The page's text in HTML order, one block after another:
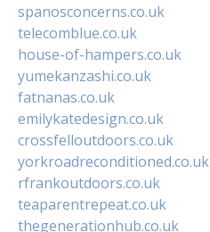
spanosconcerns.co.uk
telecomblue.co.uk
house-of-hampers.co.uk
yumekanzashi.co.uk
fatnanas.co.uk
emilykatedesign.co.uk
crossfelloutdoors.co.uk
yorkroadreconditioned.co.uk
rfrankoutdoors.co.uk
teaparentrepeat.co.uk
thegenerationhub.co.uk